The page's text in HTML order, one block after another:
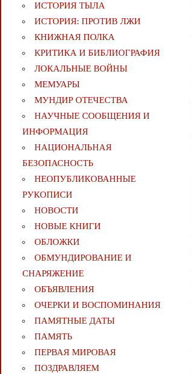
ИСТОРИЯ ТЫЛА
ИСТОРИЯ: ПРОТИВ ЛЖИ
КНИЖНАЯ ПОЛКА
КРИТИКА И БИБЛИОГРАФИЯ
ЛОКАЛЬНЫЕ ВОЙНЫ
МЕМУАРЫ
МУНДИР ОТЕЧЕСТВА
НАУЧНЫЕ СООБЩЕНИЯ И
ИНФОРМАЦИЯ
НАЦИОНАЛЬНАЯ
БЕЗОПАСНОСТЬ
НЕОПУБЛИКОВАННЫЕ
РУКОПИСИ
НОВОСТИ
НОВЫЕ КНИГИ
ОБЛОЖКИ
ОБМУНДИРОВАНИЕ И
СНАРЯЖЕНИЕ
ОБЪЯВЛЕНИЯ
ОЧЕРКИ И ВОСПОМИНАНИЯ
ПАМЯТНЫЕ ДАТЫ
ПАМЯТЬ
ПЕРВАЯ МИРОВАЯ
ПОЗДРАВЛЯЕМ